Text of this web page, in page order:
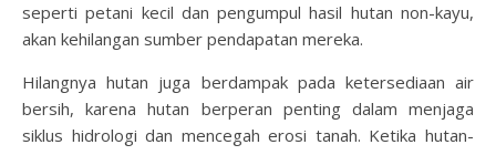
seperti petani kecil dan pengumpul hasil hutan non-kayu,
akan kehilangan sumber pendapatan mereka.
Hilangnya hutan juga berdampak pada ketersediaan air
bersih, karena hutan berperan penting dalam menjaga
siklus hidrologi dan mencegah erosi tanah. Ketika hutan-